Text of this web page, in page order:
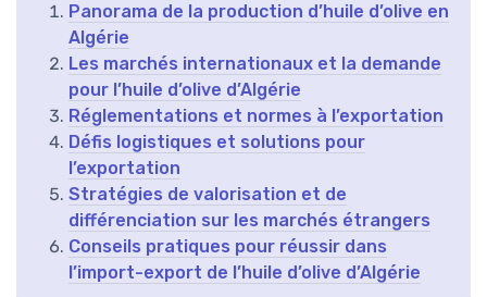
Panorama de la production d’huile d’olive en
Algérie
Les marchés internationaux et la demande
pour l’huile d’olive d’Algérie
Réglementations et normes à l’exportation
Défis logistiques et solutions pour
l’exportation
Stratégies de valorisation et de
différenciation sur les marchés étrangers
Conseils pratiques pour réussir dans
l’import-export de l’huile d’olive d’Algérie